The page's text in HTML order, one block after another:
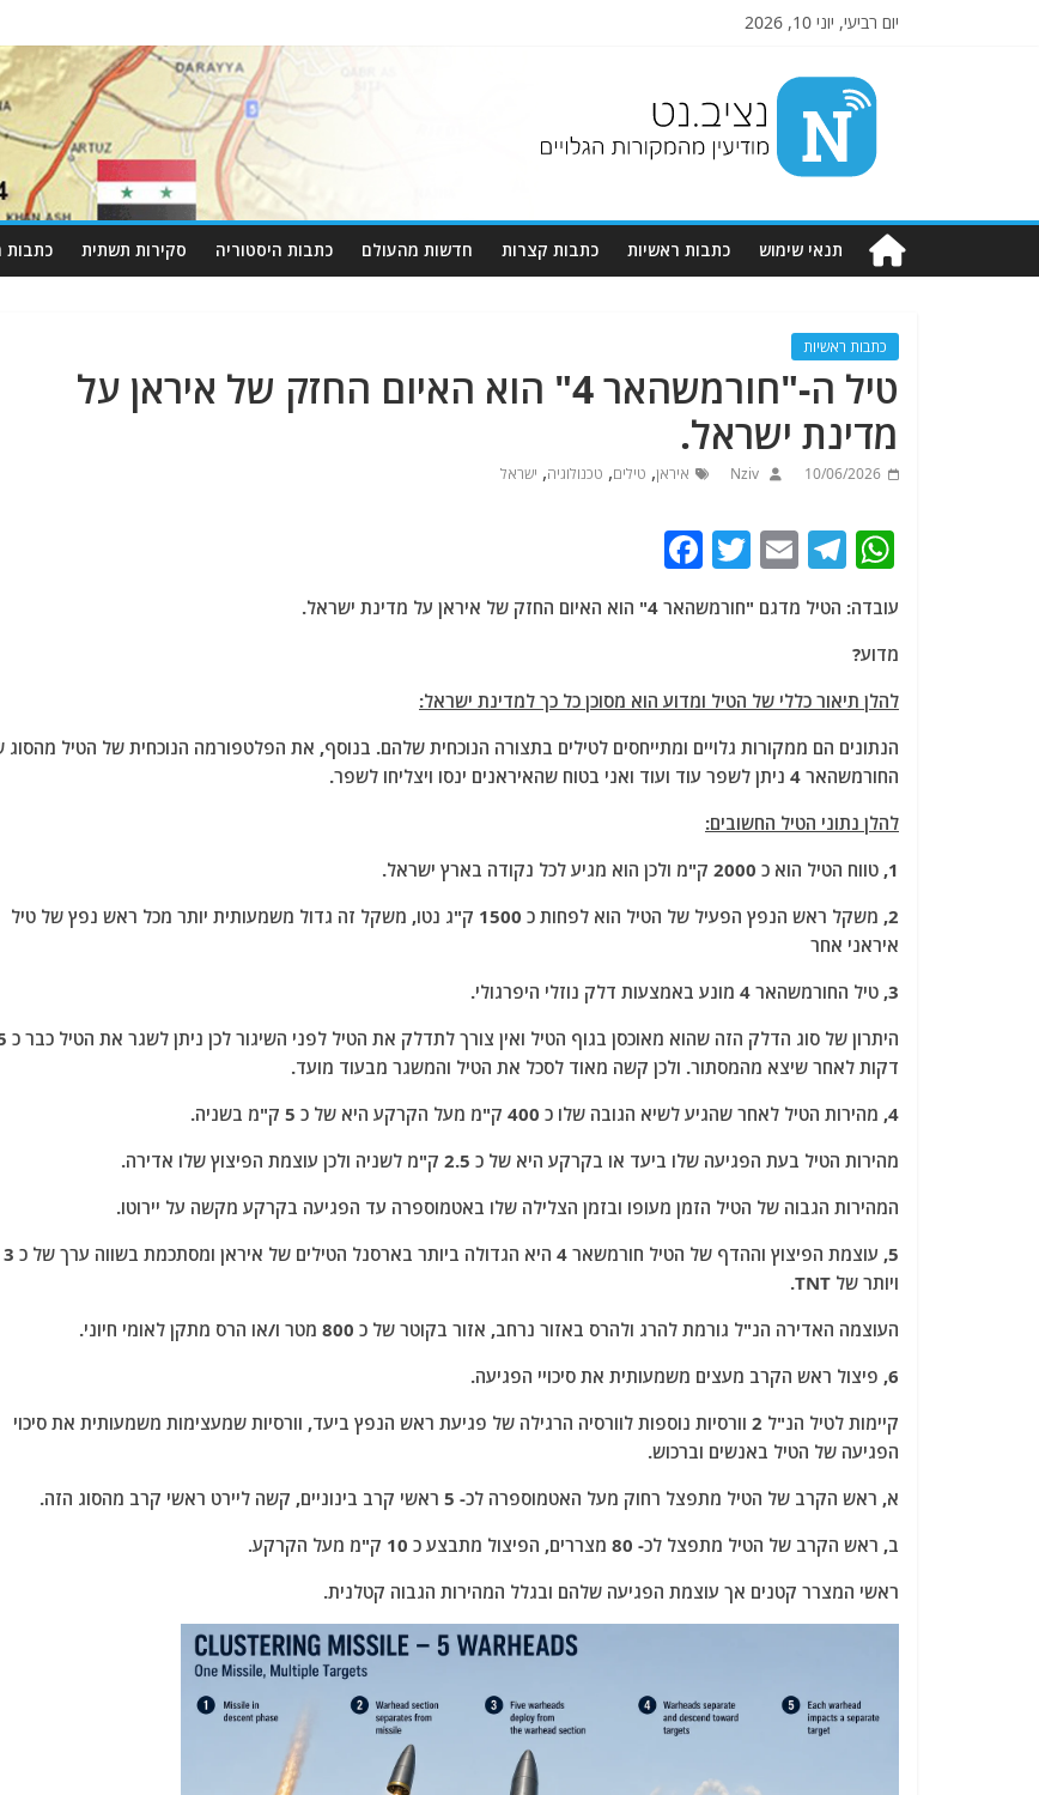
יום רביעי, יוני 10, 2026
Nziv.net
מודיעין
מהמקורות
תנאי שימוש כתבות ראשיות כתבות קצרות חדשות מהעולם כתבות היסטוריה סקירות תשתית כתבות
כתבות ראשיות
טיל ה-"חורמשהאר 4" הוא האיום החזק של איראן על
מדינת ישראל.
10/06/2026
Nziv איראן, טילים, טכנולוגיה, ישראל
W
at
s
A
p
p
T
el
e
ra
m
E
ai
T
itt
c
b
o
o
עובדה: הטיל מדגם "חורמשהאר 4" הוא האיום החזק של איראן על מדינת ישראל.
מדוע?
להלן תיאור כללי של הטיל ומדוע הוא מסוכן כל כך למדינת ישראל:
הנתונים הם ממקורות גלויים ומתייחסים לטילים בתצורה הנוכחית שלהם. בנוסף, את הפלטפורמה הנוכחית של הטיל מהסוג
החורמשהאר 4 ניתן לשפר עוד ועוד ואני בטוח שהאיראנים ינסו ויצליחו לשפר.
להלן נתוני הטיל החשובים:
1, טווח הטיל הוא כ 2000 ק"מ ולכן הוא מגיע לכל נקודה בארץ ישראל.
2, משקל ראש הנפץ הפעיל של הטיל הוא לפחות כ 1500 ק"ג נטו, משקל זה גדול משמעותית יותר מכל ראש נפץ של טיל
איראני אחר
3, טיל החורמשהאר 4 מונע באמצעות דלק נוזלי היפרגולי.
היתרון של סוג הדלק
דקות לאחר שיצא מהמסתור. ולכן קשה מאוד לסכל את הטיל והמשגר מבעוד מועד.
4, מהירות הטיל לאחר שהגיע לשיא הגובה שלו כ 400 ק"מ מעל הקרקע היא של כ 5 ק"מ בשניה.
מהירות הטיל בעת הפגיעה שלו ביעד או בקרקע היא של כ 2.5 ק"מ לשניה ולכן עוצמת הפיצוץ שלו אדירה.
המהירות הגבוה של הטיל הזמן מעופו ובזמן הצלילה שלו באטמוספרה עד הפגיעה בקרקע מקשה על יירוטו.
ויותר של TNT.
העוצמה האדירה הנ"ל גורמת להרג ולהרס באזור נרחב, אזור בקוטר של כ 800 מטר ו/או הרס מתקן לאומי חיוני.
6, פיצול ראש הקרב מעצים משמעותית את סיכויי הפגיעה.
קיימות לטיל הנ"ל 2 וורסיות נוספות לוורסיה הרגילה של פגיעת ראש הנפץ ביעד, וורסיות שמעצימות משמעותית את סיכוי
הפגיעה של הטיל באנשים וברכוש.
א, ראש הקרב של הטיל מתפצל רחוק מעל האטמוספרה לכ- 5 ראשי קרב בינוניים, קשה ליירט ראשי קרב מהסוג הזה.
ב, ראש הקרב של הטיל מתפצל לכ- 80 מצררים, הפיצול מתבצע כ 10 ק"מ מעל הקרקע.
ראשי המצרר קטנים אך עוצמת הפגיעה שלהם ובגלל המהירות הגבוה קטלנית.